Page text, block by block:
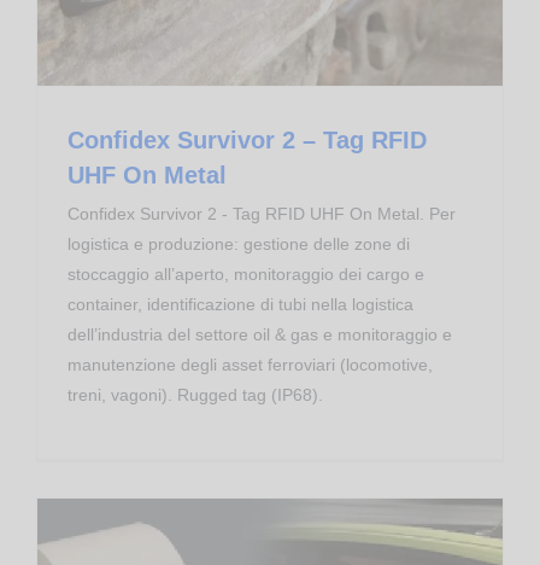
Confidex Survivor 2 – Tag RFID
UHF On Metal
Confidex Survivor 2 - Tag RFID UHF On Metal. Per
logistica e produzione: gestione delle zone di
stoccaggio all’aperto, monitoraggio dei cargo e
container, identificazione di tubi nella logistica
dell’industria del settore oil & gas e monitoraggio e
manutenzione degli asset ferroviari (locomotive,
treni, vagoni). Rugged tag (IP68).